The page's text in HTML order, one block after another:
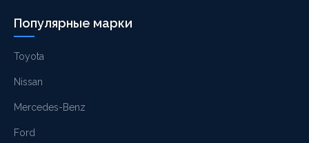
Популярные марки
Toyota
Nissan
Mercedes-Benz
Ford